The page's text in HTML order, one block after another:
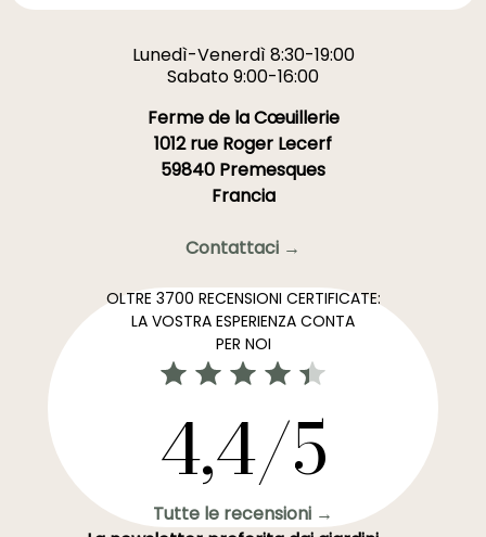
Lunedì-Venerdì 8:30-19:00
Sabato 9:00-16:00
Ferme de la Cœuillerie
1012 rue Roger Lecerf
59840 Premesques
Francia
Contattaci →
OLTRE 3700 RECENSIONI CERTIFICATE:
LA VOSTRA ESPERIENZA CONTA
PER NOI
4,4/5
Tutte le recensioni →